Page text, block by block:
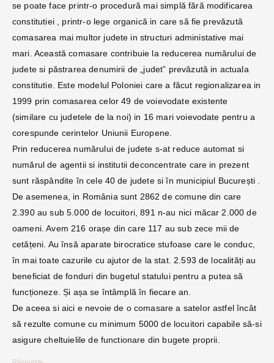
se poate face printr-o procedură mai simplă fără modificarea
constitutiei , printr-o lege organică in care să fie prevăzută
comasarea mai multor judete in structuri administative mai
mari. Această comasare contribuie la reducerea numărului de
judete si păstrarea denumirii de „judet” prevăzută in actuala
constitutie. Este modelul Poloniei care a făcut regionalizarea in
1999 prin comasarea celor 49 de voievodate existente
(similare cu judetele de la noi) in 16 mari voievodate pentru a
corespunde cerintelor Uniunii Europene.
Prin reducerea numărului de judete s-at reduce automat si
numărul de agentii si institutii deconcentrate care in prezent
sunt răspândite în cele 40 de judete si în municipiul București .
De asemenea, in România sunt 2862 de comune din care
2.390 au sub 5.000 de locuitori, 891 n-au nici măcar 2.000 de
oameni. Avem 216 orașe din care 117 au sub zece mii de
cetățeni. Au însă aparate birocratice stufoase care le conduc,
în mai toate cazurile cu ajutor de la stat. 2.593 de localități au
beneficiat de fonduri din bugetul statului pentru a putea să
funcționeze. Și așa se întâmplă în fiecare an.
De aceea si aici e nevoie de o comasare a satelor astfel încât
să rezulte comune cu minimum 5000 de locuitori capabile să-si
asigure cheltuielile de functionare din bugete proprii.